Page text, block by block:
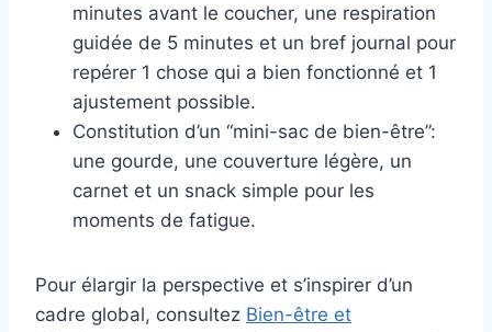
minutes avant le coucher, une respiration
guidée de 5 minutes et un bref journal pour
repérer 1 chose qui a bien fonctionné et 1
ajustement possible.
Constitution d’un “mini-sac de bien-être”:
une gourde, une couverture légère, un
carnet et un snack simple pour les
moments de fatigue.
Pour élargir la perspective et s’inspirer d’un
cadre global, consultez Bien-être et